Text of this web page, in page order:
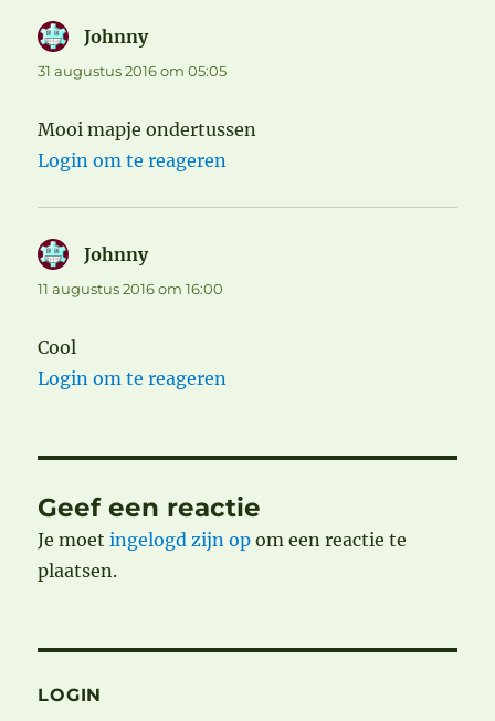
Johnnyschreef:
31 augustus 2016 om 05:05
Mooi mapje ondertussen
Login om te reageren
Johnnyschreef:
11 augustus 2016 om 16:00
Cool
Login om te reageren
Geef een reactie
Je moetingelogd zijn op om een reactie te
plaatsen.
LOGIN